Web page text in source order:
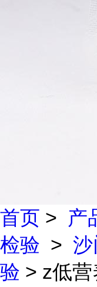
首页 > 产
检验 >
验 > z低